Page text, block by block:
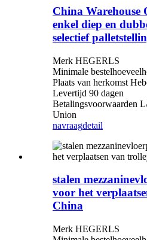
China Warehouse
enkel diep en
selectief
Merk HEGERLS
Minimale
Plaats van herkomst
Levertijd 90 dagen
Betalingsvoorwaarden
Union
navraagdetail
stalen
voor het
China
Merk HEGERLS